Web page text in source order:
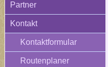
Partner
Kontakt
Kontaktformular
Routenplaner